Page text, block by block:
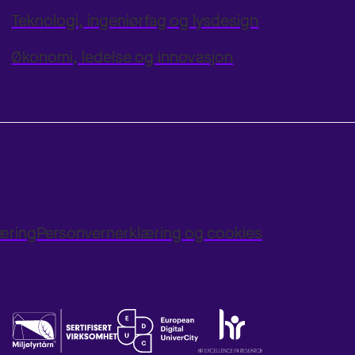
Teknologi, ingeniørfag og lysdesign
Økonomi, ledelse og innovasjon
Personvernerklæring og cookies